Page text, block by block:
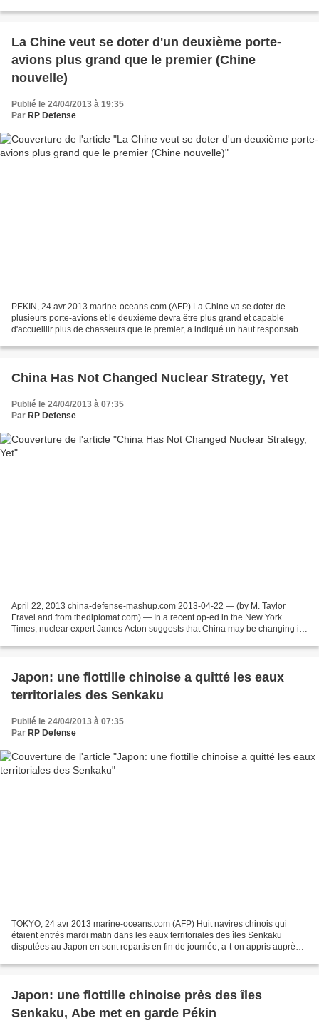
La Chine veut se doter d'un deuxième porte-
avions plus grand que le premier (Chine
nouvelle)
Publié le 24/04/2013 à 19:35
Par RP Defense
PEKIN, 24 avr 2013 marine-oceans.com (AFP) La Chine va se doter de
plusieurs porte-avions et le deuxième devra être plus grand et capable
d'accueillir plus de chasseurs que le premier, a indiqué un haut responsable
China Has Not Changed Nuclear Strategy, Yet
Publié le 24/04/2013 à 07:35
Par RP Defense
April 22, 2013 china-defense-mashup.com 2013-04-22 — (by M. Taylor
Fravel and from thediplomat.com) — In a recent op-ed in the New York
Times, nuclear expert James Acton suggests that China may be changing its
Japon: une flottille chinoise a quitté les eaux
territoriales des Senkaku
Publié le 24/04/2013 à 07:35
Par RP Defense
TOKYO, 24 avr 2013 marine-oceans.com (AFP) Huit navires chinois qui
étaient entrés mardi matin dans les eaux territoriales des îles Senkaku
disputées au Japon en sont repartis en fin de journée, a-t-on appris auprès
Japon: une flottille chinoise près des îles
Senkaku, Abe met en garde Pékin